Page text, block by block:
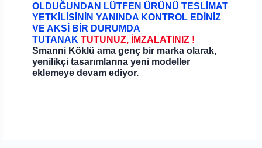
OLDUĞUNDAN LÜTFEN ÜRÜNÜ TESLİMAT
YETKİLİSİNİN YANINDA KONTROL EDİNİZ
VE AKSİ BİR DURUMDA
TUTANAK TUTUNUZ, İMZALATINIZ !
Smanni Köklü ama genç bir marka olarak,
yenilikçi tasarımlarına yeni modeller
eklemeye devam ediyor.